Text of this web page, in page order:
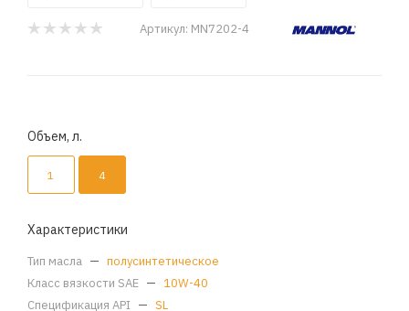
Артикул: MN7202-4
Объем, л.
1 4
Характеристики
Тип масла — полусинтетическое
Класс вязкости SAE — 10W-40
Спецификация API — SL